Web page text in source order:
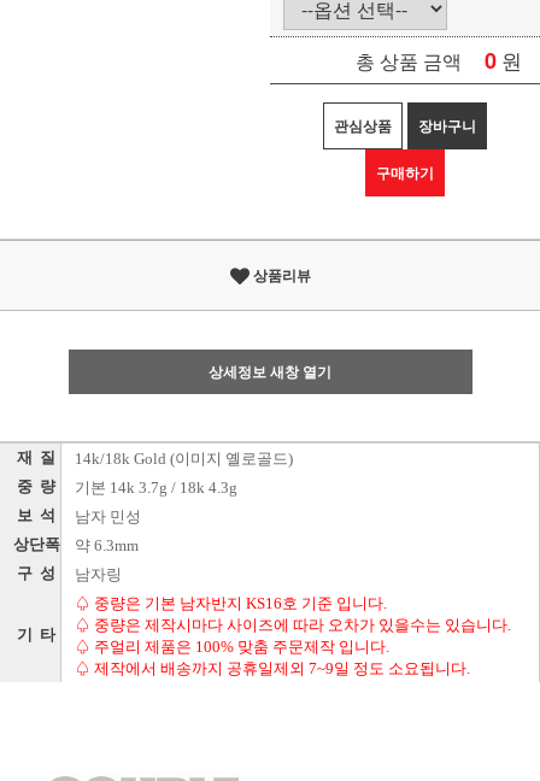
총 상품 금액 0 원
관심상품 장바구니
구매하기
상품리뷰
상세정보 새창 열기
재 질 14k/18k Gold (이미지 옐로골드)
중 량 기본 14k 3.7g / 18k 4.3g
보 석 남자 민성
상단폭 약 6.3mm
구 성 남자링
기 타
♤ 중량은 기본 남자반지 KS16호 기준 입니다.
♤ 중량은 제작시마다 사이즈에 따라 오차가 있을수는 있습니다.
♤ 주얼리 제품은 100% 맞춤 주문제작 입니다.
♤ 제작에서 배송까지 공휴일제외 7~9일 정도 소요됩니다.